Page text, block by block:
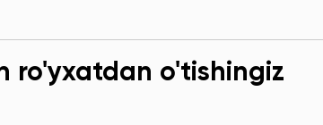
ro'yxatdan o'tishingiz